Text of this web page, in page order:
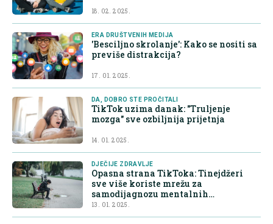
18. 02. 2025.
ERA DRUŠTVENIH MEDIJA
'Besciljno skrolanje': Kako se nositi sa
previše distrakcija?
17. 01. 2025.
DA, DOBRO STE PROČITALI
TikTok uzima danak: "Truljenje
mozga" sve ozbiljnija prijetnja
14. 01. 2025.
DJEČIJE ZDRAVLJE
Opasna strana TikToka: Tinejdžeri
sve više koriste mrežu za
samodijagnozu mentalnih
poremećaja
13. 01. 2025.